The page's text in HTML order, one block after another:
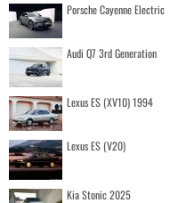
Porsche Cayenne Electric
Audi Q7 3rd Generation
Lexus ES (XV10) 1994
Lexus ES (V20)
Kia Stonic 2025